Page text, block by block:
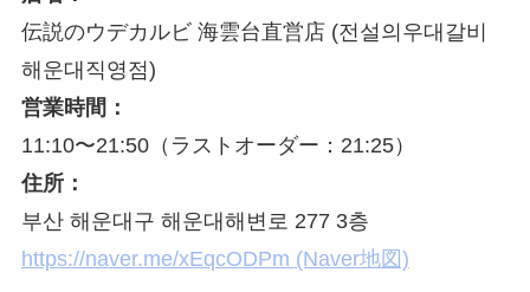
伝説のウデカルビ 海雲台直営店 (전설의우대갈비
해운대직영점)
営業時間：
11:10〜21:50（ラストオーダー：21:25）
住所：
부산 해운대구 해운대해변로 277 3층
https://naver.me/xEqcODPm (Naver地図)